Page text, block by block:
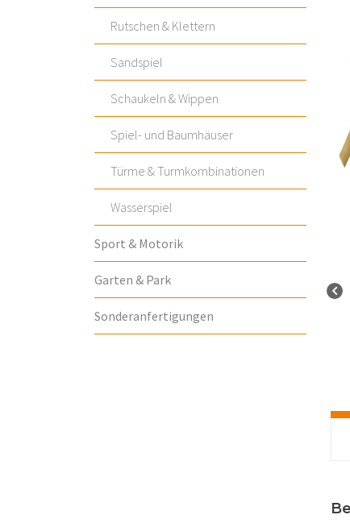
Rutschen & Klettern
Sandspiel
Schaukeln & Wippen
Spiel- und Baumhäuser
Türme & Turmkombinationen
Wasserspiel
Sport & Motorik
Garten & Park
Sonderanfertigungen